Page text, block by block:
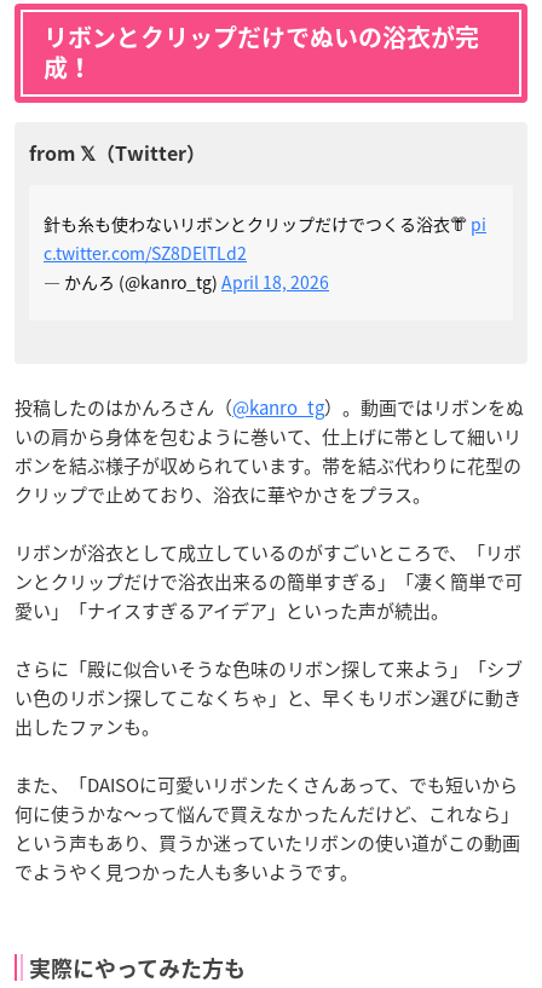
リボンとクリップだけでぬいの浴衣が完
成！
針も糸も使わないリボンとクリップだけでつくる浴衣👘 pi
c.twitter.com/SZ8DElTLd2
— かんろ (@kanro_tg) April 18, 2026
投稿したのはかんろさん（@kanro_tg）。動画ではリボンをぬ
いの肩から身体を包むように巻いて、仕上げに帯として細いリ
ボンを結ぶ様子が収められています。帯を結ぶ代わりに花型の
クリップで止めており、浴衣に華やかさをプラス。
リボンが浴衣として成立しているのがすごいところで、「リボ
ンとクリップだけで浴衣出来るの簡単すぎる」「凄く簡単で可
愛い」「ナイスすぎるアイデア」といった声が続出。
さらに「殿に似合いそうな色味のリボン探して来よう」「シブ
い色のリボン探してこなくちゃ」と、早くもリボン選びに動き
出したファンも。
また、「DAISOに可愛いリボンたくさんあって、でも短いから
何に使うかな〜って悩んで買えなかったんだけど、これなら」
という声もあり、買うか迷っていたリボンの使い道がこの動画
でようやく見つかった人も多いようです。
実際にやってみた方も